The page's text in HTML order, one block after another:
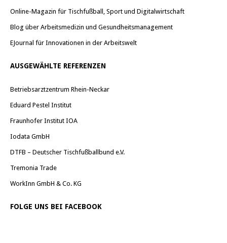
Online-Magazin für Tischfußball, Sport und Digitalwirtschaft
Blog über Arbeitsmedizin und Gesundheitsmanagement
EJournal für Innovationen in der Arbeitswelt
AUSGEWÄHLTE REFERENZEN
Betriebsarztzentrum Rhein-Neckar
Eduard Pestel Institut
Fraunhofer Institut IOA
Iodata GmbH
DTFB – Deutscher Tischfußballbund e.V.
Tremonia Trade
WorkInn GmbH & Co. KG
FOLGE UNS BEI FACEBOOK